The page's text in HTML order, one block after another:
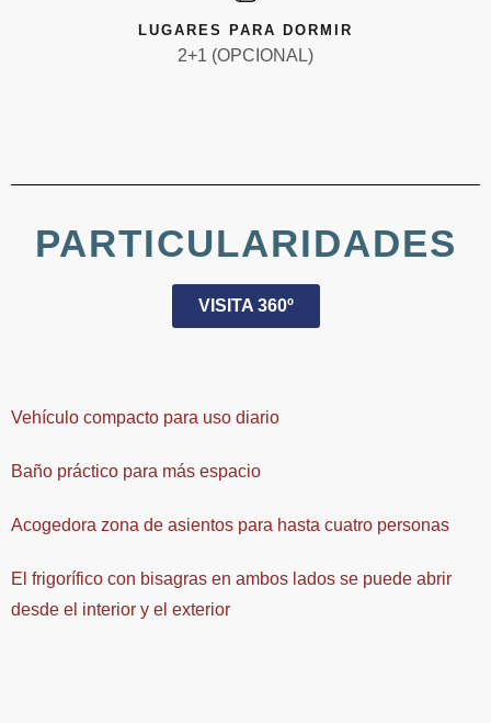
LUGARES PARA DORMIR
2+1 (OPCIONAL)
PARTICULARIDADES
VISITA 360º
Vehículo compacto para uso diario
Baño práctico para más espacio
Acogedora zona de asientos para hasta cuatro personas
El frigorífico con bisagras en ambos lados se puede abrir
desde el interior y el exterior